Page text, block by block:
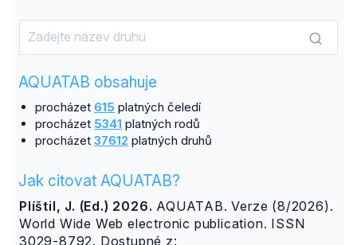
AQUATAB obsahuje
procházet 615 platných čeledí
procházet 5341 platných rodů
procházet 37612 platných druhů
Jak citovat AQUATAB?
Plíštil, J. (Ed.) 2026. AQUATAB. Verze (8/2026).
World Wide Web electronic publication. ISSN
3029-8792. Dostupné z: